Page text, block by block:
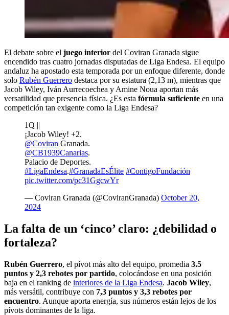
El debate sobre el juego interior del Coviran Granada sigue
encendido tras cuatro jornadas disputadas de Liga Endesa. El equipo
andaluz ha apostado esta temporada por un enfoque diferente, donde
solo Rubén Guerrero destaca por su estatura (2,13 m), mientras que
Jacob Wiley, Iván Aurrecoechea y Amine Noua aportan más
versatilidad que presencia física. ¿Es esta fórmula suficiente en una
competición tan exigente como la Liga Endesa?
1Q ||
¡Jacob Wiley! +2.
@Coviran Granada.
@CB1939Canarias.
Palacio de Deportes.
#LigaEndesa.#GranadaEsÉlite #ContigoFundación
pic.twitter.com/pc31GgcwYr
— Coviran Granada (@CoviranGranada) October 20,
2024
La falta de un ‘cinco’ claro: ¿debilidad o
fortaleza?
Rubén Guerrero, el pívot más alto del equipo, promedia 3.5
puntos y 2,3 rebotes por partido, colocándose en una posición
baja en el ranking de interiores de la Liga Endesa. Jacob Wiley,
más versátil, contribuye con 7,3 puntos y 3,3 rebotes por
encuentro. Aunque aporta energía, sus números están lejos de los
pívots dominantes de la liga.